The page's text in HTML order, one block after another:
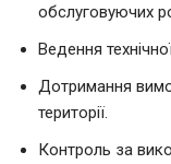
обслуговуючих
Ведення
Дотримання
території.
Контроль за